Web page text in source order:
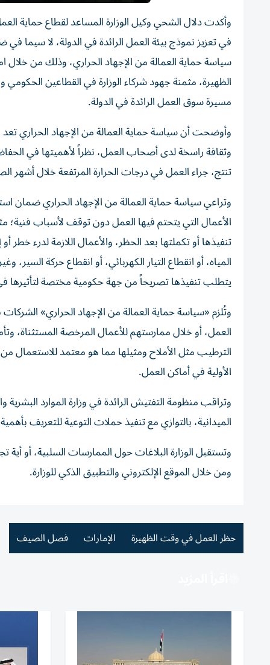
وأكدت دلال الشحي وكيل الوزارة المساعد لقطاع حماية
سياسة حماية العمالة من الإجهاد الحراري، وذلك من خلال
الظهيرة، مثمنة جهود شركاء الوزارة في القطاعين الحكومي
مسيرة سوق العمل الرائدة في الدولة.
وأوضحت أن سياسة حماية العمالة من الإجهاد الحراري
وثقافة راسخة لدى أصحاب العمل، نظراً لأهميتها في
تنتج، جراء العمل في درجات الحرارة المرتفعة خلال أشهر
وتراعي سياسة حماية العمالة من الإجهاد الحراري
الأعمال التي يتحتم فيها العمل دون توقف لأسباب
تنفيذها أو تكملتها بعد الحظر، والأعمال اللازمة لدرء
المياه، أو انقطاع التيار الكهربائي، أو انقطاع حركة
يتطلب تنفيذها تصريحاً من جهة حكومية مختصة لتأثيرها في
وتُلزم «سياسة حماية العمالة من الإجهاد الحراري»
العمل، أو خلال ممارستهم للأعمال المرخصة المستثناة،
الترطيب مثل الأملاح ومثيلها مما هو معتمد للاستعمال
الأولية في أماكن العمل.
وتراقب منظومة التفتيش الرائدة في وزارة الموارد
الميدانية، بالتوازي مع تنفيذ حملات التوعية للتعريف
ومن خلال الموقع الإلكتروني والتطبيق الذكي للوزارة.
حظر العمل في وقت الظهيرة الإمارات فصل الصيف